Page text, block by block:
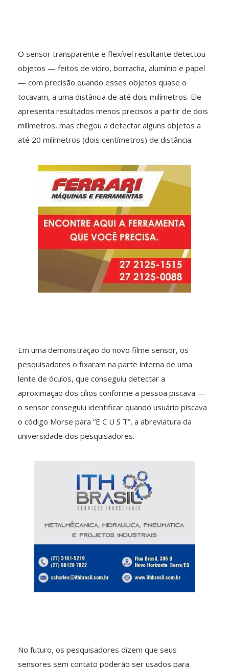
O sensor transparente e flexível resultante detectou
objetos — feitos de vidro, borracha, alumínio e papel
— com precisão quando esses objetos quase o
tocavam, a uma distância de até dois milímetros. Ele
apresenta resultados menos precisos a partir de dois
milímetros, mas chegou a detectar alguns objetos a
até 20 milímetros (dois centímetros) de distância.
Em uma demonstração do novo filme sensor, os
pesquisadores o fixaram na parte interna de uma
lente de óculos, que conseguiu detectar a
aproximação dos cílios conforme a pessoa piscava —
o sensor conseguiu identificar quando usuário piscava
o código Morse para “E C U S T”, a abreviatura da
universidade dos pesquisadores.
No futuro, os pesquisadores dizem que seus
sensores sem contato poderão ser usados para